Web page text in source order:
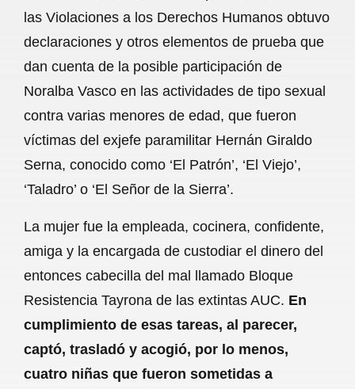
o
o
k
A
p
p
r
a
m
las Violaciones a los Derechos Humanos obtuvo
declaraciones y otros elementos de prueba que
dan cuenta de la posible participación de
Noralba Vasco en las actividades de tipo sexual
contra varias menores de edad, que fueron
víctimas del exjefe paramilitar Hernán Giraldo
Serna, conocido como ‘El Patrón’, ‘El Viejo’,
‘Taladro’ o ‘El Señor de la Sierra’.
La mujer fue la empleada, cocinera, confidente,
amiga y la encargada de custodiar el dinero del
entonces cabecilla del mal llamado Bloque
Resistencia Tayrona de las extintas AUC. En
cumplimiento de esas tareas, al parecer,
captó, trasladó y acogió, por lo menos,
cuatro niñas que fueron sometidas a